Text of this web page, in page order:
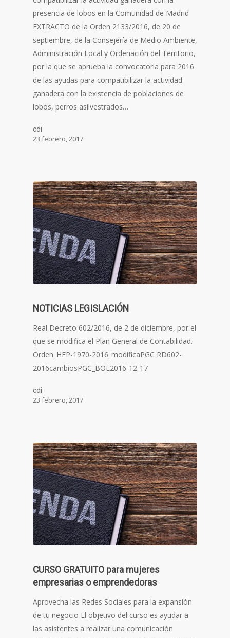
presencia de lobos en la Comunidad de Madrid
EXTRACTO de la Orden 2133/2016, de 20 de
septiembre, de la Consejería de Medio Ambiente,
Administración Local y Ordenación del Territorio,
por la que se aprueba la convocatoria para 2016
de las ayudas para compatibilizar la actividad
ganadera con la existencia de poblaciones de
lobos, perros asilvestrados…
cdi
23 febrero, 2017
NOTICIAS LEGISLACIÓN
Real Decreto 602/2016, de 2 de diciembre, por el
que se modifica el Plan General de Contabilidad.
Orden_HFP-1970-2016_modificaPGC RD602-
2016cambiosPGC_BOE2016-12-17
cdi
23 febrero, 2017
CURSO GRATUITO para mujeres
empresarias o emprendedoras
Aprovecha las Redes Sociales para la expansión
de tu negocio El objetivo del curso es ayudar a
las asistentes a realizar una comunicación